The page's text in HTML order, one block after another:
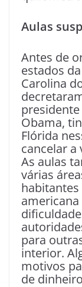
Aulas
Antes de
estados
Carolina
Obama,
Flórida
cancelar a
As aulas
várias
habitantes
para
interior.
motivos
de